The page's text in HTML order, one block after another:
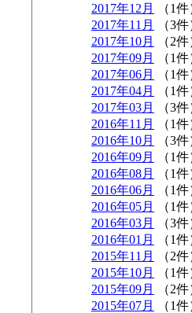
2017年12月
（1件
2017年11月
（3件
2017年10月
（2件
2017年09月
（1件
2017年06月
（1件
2017年04月
（1件
2017年03月
（3件
2016年11月
（1件
2016年10月
（3件
2016年09月
（1件
2016年08月
（1件
2016年06月
（1件
2016年05月
（1件
2016年03月
（3件
2016年01月
（1件
2015年11月
（2件
2015年10月
（1件
2015年09月
（2件
2015年07月
（1件